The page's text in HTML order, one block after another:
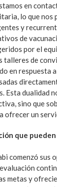
en
lo que
y
de
por el
talleres de
en respuesta
Esta dualidad
sino que
ofrecer un
que
comenzó sus
metas y